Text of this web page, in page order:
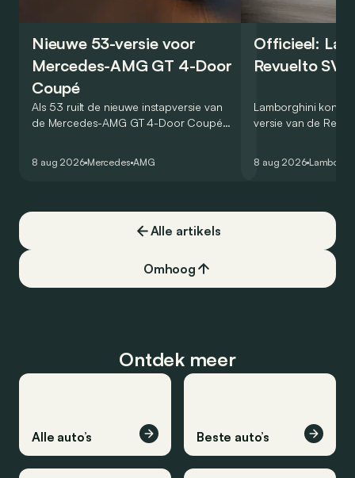
Nieuwe 53-versie voor
Mercedes-AMG GT 4-Door
Coupé
Als 53 ruilt de nieuwe instapversie van
de Mercedes-AMG GT 4-Door Coupé
8 aug 2026 Mercedes AMG
Officieel:
Revuelto SV
Lamborghini
versie van de
een record voor
8 aug 2026
Alle artikels
Omhoog
Ontdek meer
Alle auto’s Beste auto’s